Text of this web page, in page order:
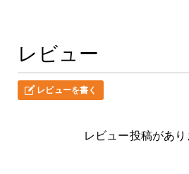
レビュー
レビューを書く
レビュー投稿があり